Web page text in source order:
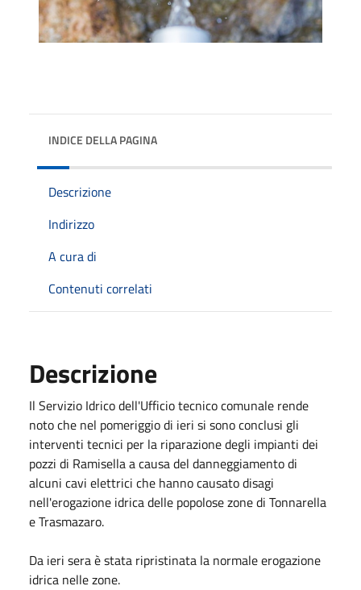
INDICE DELLA PAGINA
Descrizione
Indirizzo
A cura di
Contenuti correlati
Descrizione
Il Servizio Idrico dell'Ufficio tecnico comunale rende
noto che nel pomeriggio di ieri si sono conclusi gli
interventi tecnici per la riparazione degli impianti dei
pozzi di Ramisella a causa del danneggiamento di
alcuni cavi elettrici che hanno causato disagi
nell'erogazione idrica delle popolose zone di Tonnarella
e Trasmazaro.
Da ieri sera è stata ripristinata la normale erogazione
idrica nelle zone.